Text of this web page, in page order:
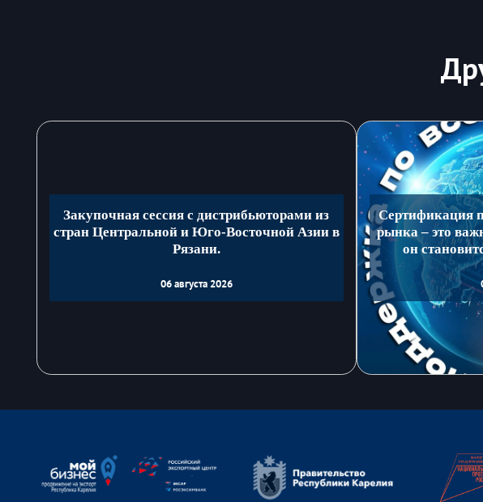
Закупочная сессия с дистрибьюторами из
стран Центральной и Юго-Восточной Азии в
Рязани.
06 августа 2026
Сертификация
рынка – это
он